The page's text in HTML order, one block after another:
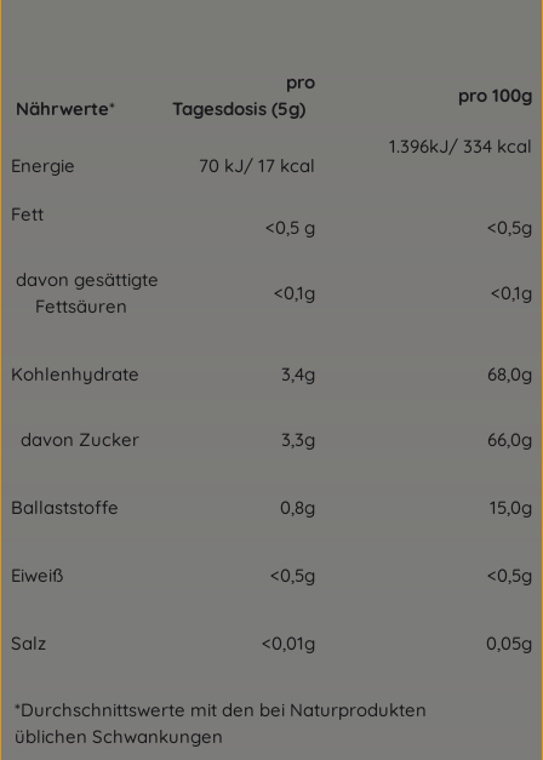
Nährwerte*
pro
Tagesdosis (5g)
pro 100g
Energie 70 kJ/ 17 kcal
1.396kJ/ 334 kcal
Fett
davon gesättigte
Fettsäuren
<0,5 g
<0,1g
<0,5g
<0,1g
Kohlenhydrate
davon Zucker
3,4g
3,3g
68,0g
66,0g
Ballaststoffe 0,8g 15,0g
Eiweiß <0,5g <0,5g
Salz <0,01g 0,05g
*Durchschnittswerte mit den bei Naturprodukten
üblichen Schwankungen